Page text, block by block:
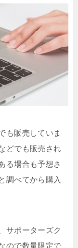
も販売していま
どでも販売され
る場合も予想さ
調べてから購入
サポーターズク
ので数量限定で